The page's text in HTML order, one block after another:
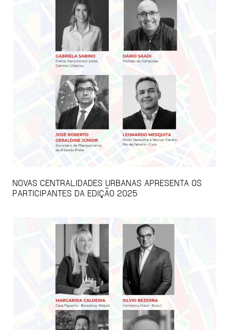
NOVAS CENTRALIDADES URBANAS APRESENTA OS
PARTICIPANTES DA EDIÇÃO 2025